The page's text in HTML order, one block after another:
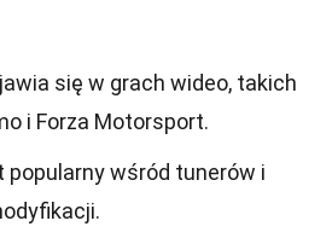
się w grach wideo, takich
i Forza Motorsport.
popularny wśród tunerów i